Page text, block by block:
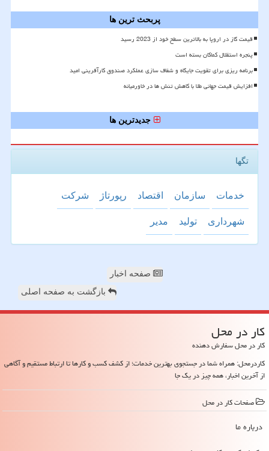
پربحث ترین ها
قیمت گاز در اروپا به بالاترین سطح خود از 2023 رسید
پنجره استقلال کماکان بسته است
برنامه ریزی برای تقویت جایگاه و شفاف سازی عملکرد صندوق کارآفرینی امید
افزایش قیمت جهانی طلا با کاهش تنش ها در خاورمیانه
جدیدترین ها
تگها
خدمات سازمان اقتصاد رپورتاژ شركت
شهرداری تولید مدیر
صفحه اخبار
بازگشت به صفحه اصلی
كار در محل
کار در محل سفارش دهنده
کاردرمحل: همراه شما در جستجوی بهترین خدمات؛ از کشف کسب و کارها تا ارتباط مستقیم و آگاهی
از آخرین اخبار، همه چیز در یک جا
صفحات كار در محل
درباره ما